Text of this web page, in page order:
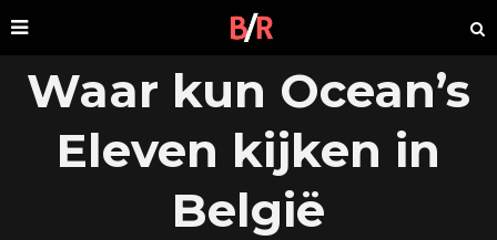
Waar kun Ocean’s
Eleven kijken in
België